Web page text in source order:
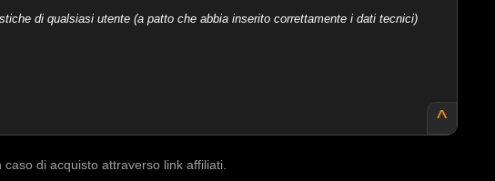
di qualsiasi utente (a patto che abbia inserito correttamente i dati tecnici)
^
di acquisto attraverso link affiliati.